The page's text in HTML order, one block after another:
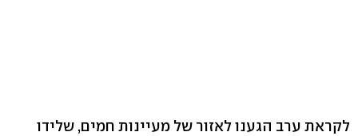
לקראת ערב הגענו לאזור של מעיינות חמים, שלידו